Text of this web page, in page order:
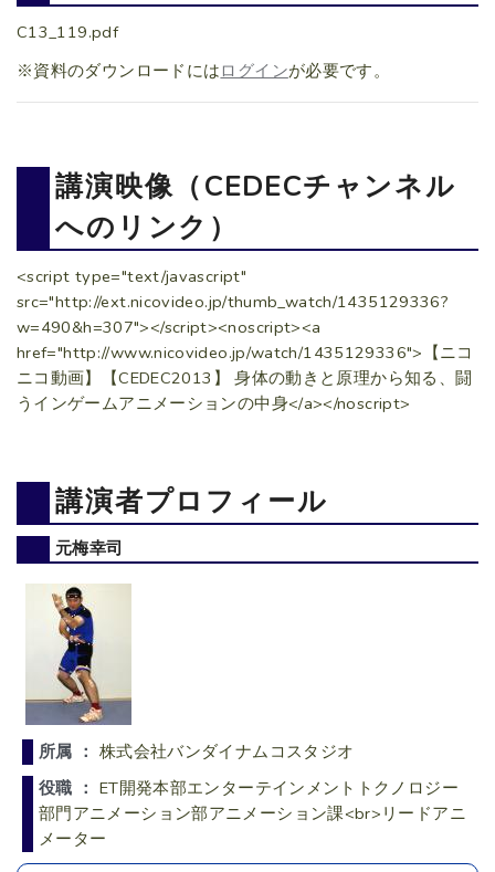
C13_119.pdf
※資料のダウンロードには ログインが必要です。
講演映像（CEDECチャンネル
へのリンク）
<script type="text/javascript"
src="http://ext.nicovideo.jp/thumb_watch/1435129336?
w=490&h=307"></script><noscript><a
href="http://www.nicovideo.jp/watch/1435129336">【ニコ
ニコ動画】【CEDEC2013】 身体の動きと原理から知る、闘
うインゲームアニメーションの中身</a></noscript>
講演者プロフィール
元梅幸司
所属 ： 株式会社バンダイナムコスタジオ
役職 ： ET開発本部エンターテインメントトクノロジー
部門アニメーション部アニメーション課<br>リードアニ
メーター